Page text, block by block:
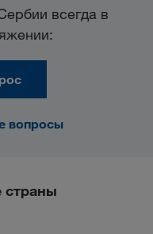
всегда в
вопросы
страны